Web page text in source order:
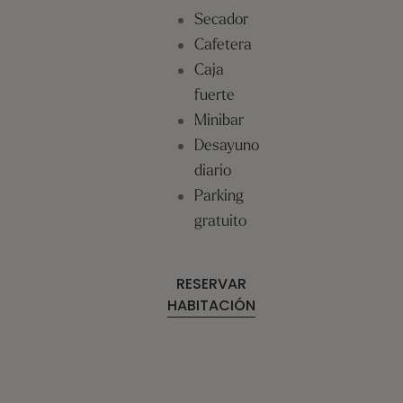
Secador
Cafetera
Caja
fuerte
Minibar
Desayuno
diario
Parking
gratuito
RESERVAR
HABITACIÓN